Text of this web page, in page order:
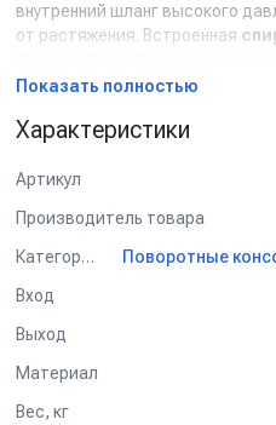
внутренний шланг высокого
от растяжения. Встроенная
эксплуатации.
Узел вращения консоли
подшипниками скольжения
долговечность и надёжность
постоянных нагрузках.
Повышенная влажность в
вызывать образование
устранения этой проблемы
энергофлексовая трубка
,
для шланга высокого давления.
Все технические решения
Показать полностью
Характеристики
Артикул
Производитель товара
Категория
Вход
Выход
Материал
Вес, кг